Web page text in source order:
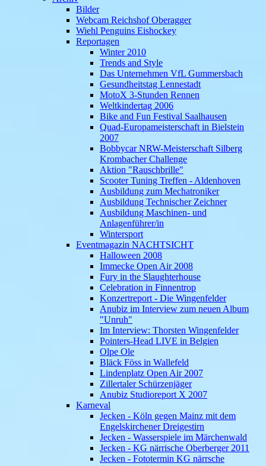
Bilder
Webcam Reichshof Oberagger
Wiehl Penguins Eishockey
Reportagen
Winter 2010
Trends and Style
Das Unternehmen VfL Gummersbach
Gesundheitstag Lennestadt
MotoX 3-Stunden Rennen
Weltkindertag 2006
Bike and Fun Festival Saalhausen
Quad-Europameisterschaft in Bielstein
2007
Bobbycar NRW-Meisterschaft Silberg
Krombacher Challenge
Aktion "Rauschbrille"
Scooter Tuning Treffen - Aldenhoven
Ausbildung zum Mechatroniker
Ausbildung Technischer Zeichner
Ausbildung Maschinen- und
Anlagenführer/in
Wintersport
Eventmagazin NACHTSICHT
Halloween 2008
Immecke Open Air 2008
Fury in the Slaughterhouse
Celebration in Finnentrop
Konzertreport - Die Wingenfelder
Anubiz im Interview zum neuen Album
"Unruh"
Im Interview: Thorsten Wingenfelder
Pointers-Head LIVE in Belgien
Olpe Ole
Bläck Föss in Wallefeld
Lindenplatz Open Air 2007
Zillertaler Schürzenjäger
Anubiz Studioreport X 2007
Karneval
Jecken - Köln gegen Mainz mit dem
Engelskirchener Dreigestirn
Jecken - Wasserspiele im Märchenwald
Jecken - KG närrische Oberberger 2011
Jecken - Fototermin KG närrsche